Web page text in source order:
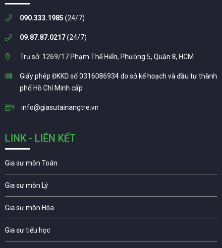
090.333.1985 (24/7)
09.87.87.0217(24/7)
Trụ sở: 1269/17 Phạm Thế Hiển, Phường 5, Quận 8, HCM
Giấy phép ĐKKD số 0316086934 do sở kế hoạch và đầu tư thành
phố Hồ Chí Minh cấp
info@giasutainangtre.vn
LINK - LIÊN KẾT
Gia sư môn Toán
Gia sư môn Lý
Gia sư môn Hóa
Gia sư tiểu học